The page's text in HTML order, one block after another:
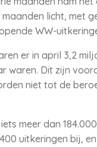
licht, met
WW-
er in april 3,2
Dit zijn
niet tot de
meer dan
uitkeringen bij,